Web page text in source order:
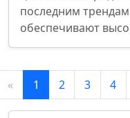
последним
обеспечивают
« 1 2 3 4